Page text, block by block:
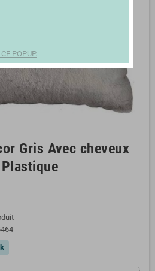
Gris Avec cheveux
POPUP.